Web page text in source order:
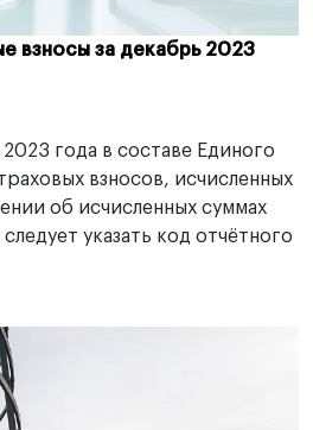
взносы за декабрь 2023
года в составе Единого
взносов, исчисленных
об исчисленных суммах
указать код отчётного